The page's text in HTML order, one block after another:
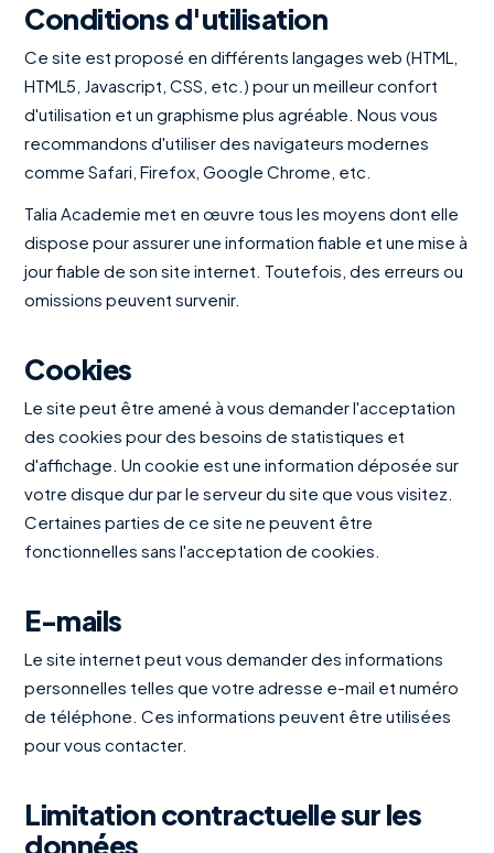
Conditions d'utilisation
Ce site est proposé en différents langages web (HTML,
HTML5, Javascript, CSS, etc.) pour un meilleur confort
d'utilisation et un graphisme plus agréable. Nous vous
recommandons d'utiliser des navigateurs modernes
comme Safari, Firefox, Google Chrome, etc.
Talia Academie met en œuvre tous les moyens dont elle
dispose pour assurer une information fiable et une mise à
jour fiable de son site internet. Toutefois, des erreurs ou
omissions peuvent survenir.
Cookies
Le site peut être amené à vous demander l'acceptation
des cookies pour des besoins de statistiques et
d'affichage. Un cookie est une information déposée sur
votre disque dur par le serveur du site que vous visitez.
Certaines parties de ce site ne peuvent être
fonctionnelles sans l'acceptation de cookies.
E-mails
Le site internet peut vous demander des informations
personnelles telles que votre adresse e-mail et numéro
de téléphone. Ces informations peuvent être utilisées
pour vous contacter.
Limitation contractuelle sur les
données